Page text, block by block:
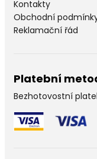
Kontakty
Obchodní
Reklamační řád
Platební
Bezhotovostní